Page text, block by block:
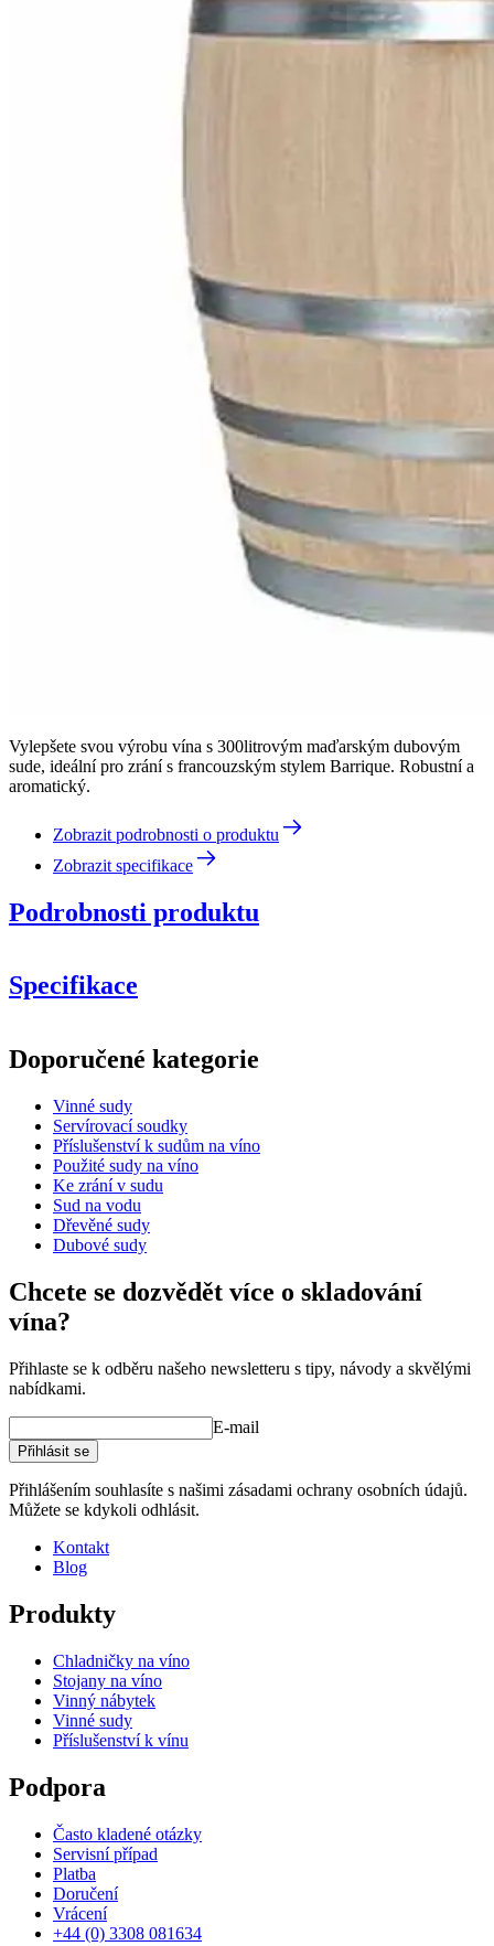
Vylepšete svou výrobu vína s 300litrovým maďarským dubovým
sude, ideální pro zrání s francouzským stylem Barrique. Robustní a
aromatický.
Zobrazit podrobnosti o produktu
Zobrazit specifikace
Podrobnosti produktu
Specifikace
Číslo produktuUVZF300-M
Rozměry (ŠxVxH cm)
Hmotnost (kg) 70
wine barrels
Status When Soldout
Doporučené kategorie
Vinné sudy
Servírovací soudky
Příslušenství k sudům na víno
Použité sudy na víno
Ke zrání v sudu
Sud na vodu
Dřevěné sudy
Dubové sudy
Chcete se dozvědět více o skladování
vína?
Přihlaste se k odběru našeho newsletteru s tipy, návody a skvělými
nabídkami.
E-mail
Přihlásit se
Přihlášením souhlasíte s našimi zásadami ochrany osobních údajů.
Můžete se kdykoli odhlásit.
Kontakt
Blog
Produkty
Chladničky na víno
Stojany na víno
Vinný nábytek
Vinné sudy
Příslušenství k vínu
Podpora
Často kladené otázky
Servisní případ
Platba
Doručení
Vrácení
+44 (0) 3308 081634